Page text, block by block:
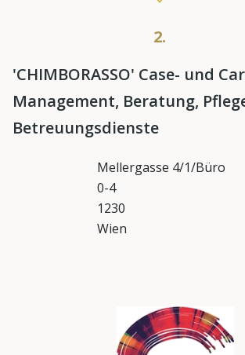
2.
'CHIMBORASSO' Case- und
Management, Beratung,
Betreuungsdienste
Mellergasse 4/1/Büro
0-4
1230
Wien